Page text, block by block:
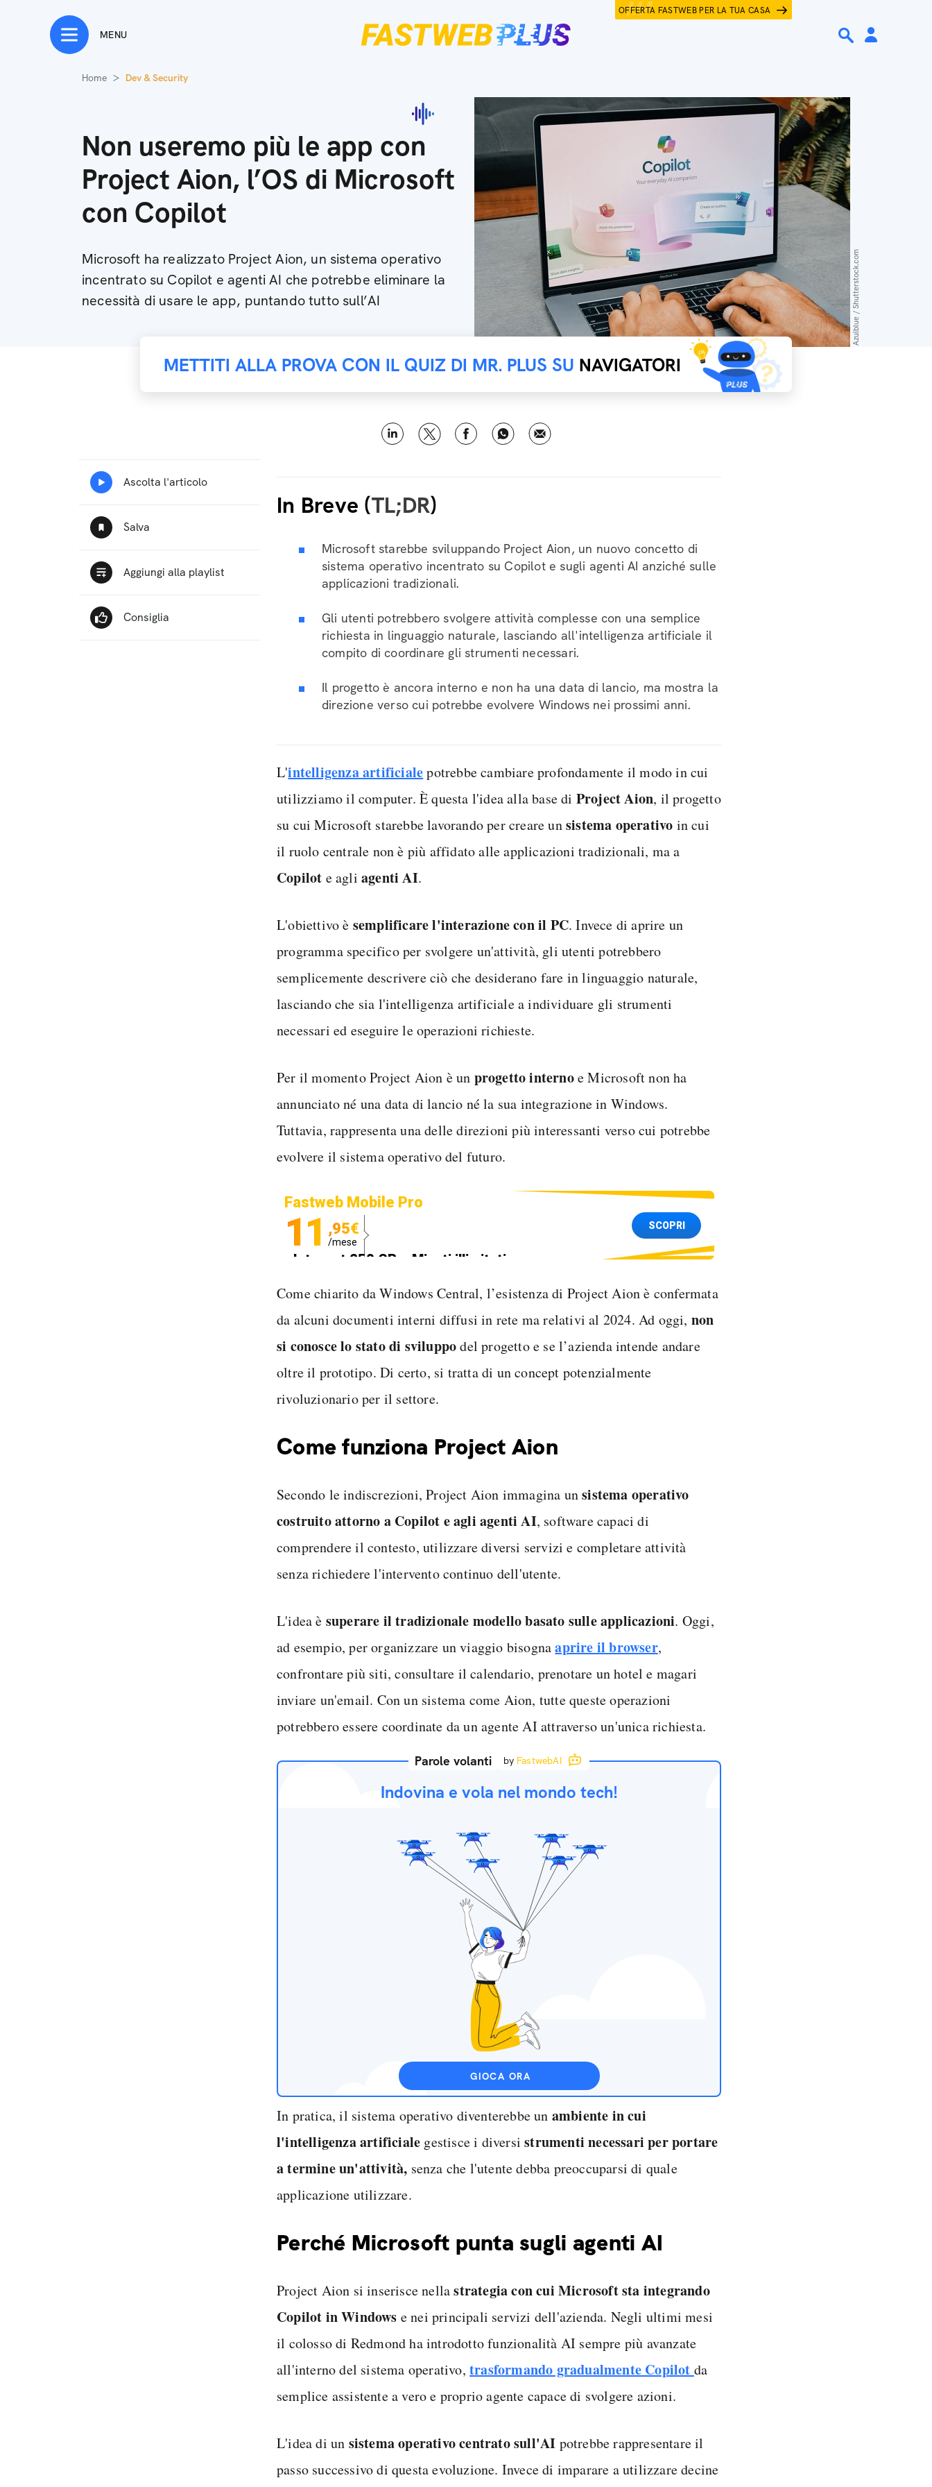
OFFERTA FASTWEB PER LA TUA CASA
MENU
Home Dev & Security
Non useremo più le app con
Project Aion, l’OS di Microsoft
con Copilot
Microsoft ha realizzato Project Aion, un sistema operativo
incentrato su Copilot e agenti AI che potrebbe eliminare la
necessità di usare le app, puntando tutto sull’AI
Azulblue / Shutterstock.com
METTITI ALLA PROVA CON IL QUIZ DI MR. PLUS SU NAVIGATORI
In Breve (TL;DR)
Microsoft starebbe sviluppando Project Aion, un nuovo concetto di
sistema operativo incentrato su Copilot e sugli agenti AI anziché sulle
applicazioni tradizionali.
Gli utenti potrebbero svolgere attività complesse con una semplice
richiesta in linguaggio naturale, lasciando all'intelligenza artificiale il
compito di coordinare gli strumenti necessari.
Il progetto è ancora interno e non ha una data di lancio, ma mostra la
direzione verso cui potrebbe evolvere Windows nei prossimi anni.
L'intelligenza artificialepotrebbe cambiare profondamente il modo in cui
utilizziamo il computer. È questa l'idea alla base di Project Aion, il progetto
su cui Microsoft starebbe lavorando per creare unsistema operativo in cui
il ruolo centrale non è più affidato alle applicazioni tradizionali, ma a
Copilot e agliagenti AI.
L'obiettivo è semplificare l'interazione con il PC. Invece di aprire un
programma specifico per svolgere un'attività, gli utenti potrebbero
semplicemente descrivere ciò che desiderano fare in linguaggio naturale,
lasciando che sia l'intelligenza artificiale a individuare gli strumenti
necessari ed eseguire le operazioni richieste.
Per il momento Project Aion è un progetto internoe Microsoft non ha
annunciato né una data di lancio né la sua integrazione in Windows.
Tuttavia, rappresenta una delle direzioni più interessanti verso cui potrebbe
evolvere il sistema operativo del futuro.
Fastweb Mobile Pro
11 ,95€
/mese
Internet 250 GB e Minuti illimitati
SCOPRI
Come chiarito da Windows Central, l’esistenza di Project Aion è confermata
da alcuni documenti interni diffusi in rete ma relativi al 2024. Ad oggi, non
si conosce lo stato di sviluppodel progetto e se l’azienda intende andare
oltre il prototipo. Di certo, si tratta di un concept potenzialmente
rivoluzionario per il settore.
Come funziona Project Aion
Secondo le indiscrezioni, Project Aion immagina unsistema operativo
costruito attorno a Copilot e agli agenti AI, software capaci di
comprendere il contesto, utilizzare diversi servizi e completare attività
senza richiedere l'intervento continuo dell'utente.
L'idea è superare il tradizionale modello basato sulle applicazioni. Oggi,
ad esempio, per organizzare un viaggio bisognaaprire il browser,
confrontare più siti, consultare il calendario, prenotare un hotel e magari
inviare un'email. Con un sistema come Aion, tutte queste operazioni
potrebbero essere coordinate da un agente AI attraverso un'unica richiesta.
Parole volanti by FastwebAI
Indovina e vola nel mondo tech!
GIOCA ORA
In pratica, il sistema operativo diventerebbe un ambiente in cui
l'intelligenza artificiale gestisce i diversistrumenti necessari per portare
a termine un'attività, senza che l'utente debba preoccuparsi di quale
applicazione utilizzare.
Perché Microsoft punta sugli agenti AI
Project Aion si inserisce nellastrategia con cui Microsoft sta integrando
Copilot in Windows e nei principali servizi dell'azienda. Negli ultimi mesi
il colosso di Redmond ha introdotto funzionalità AI sempre più avanzate
all'interno del sistema operativo, trasformando gradualmente Copilot da
semplice assistente a vero e proprio agente capace di svolgere azioni.
L'idea di un sistema operativo centrato sull'AI potrebbe rappresentare il
passo successivo di questa evoluzione. Invece di imparare a utilizzare decine